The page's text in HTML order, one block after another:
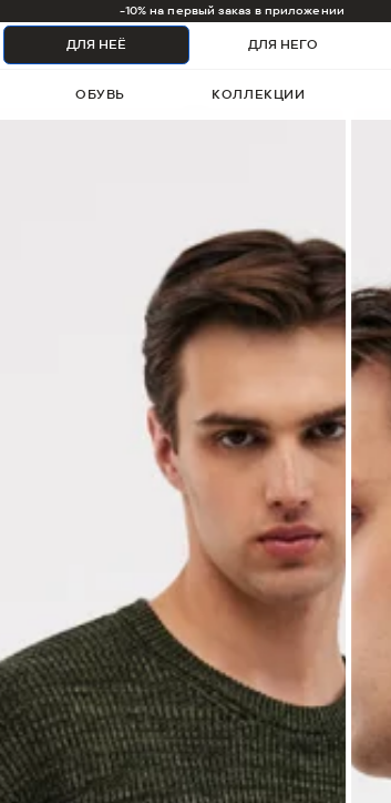
1000 бонусов на первый заказ
ДЛЯ НЕЁ ДЛЯ НЕГО
ОБУВЬ КОЛЛЕКЦИИ